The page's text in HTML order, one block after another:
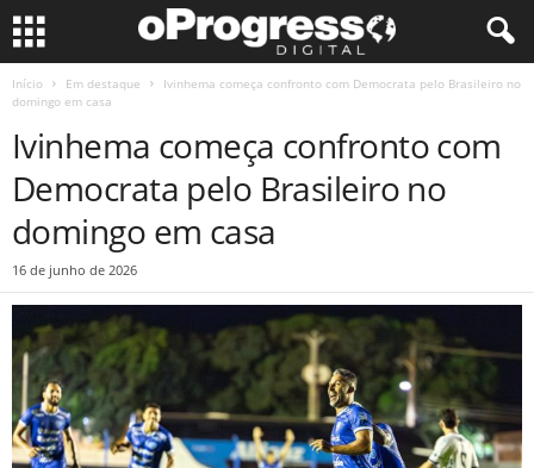
Início Em destaque
Ivinhema começa confronto com Democrata pelo Brasileiro no
domingo em casa
Ivinhema começa confronto com
Democrata pelo Brasileiro no
domingo em casa
16 de junho de 2026